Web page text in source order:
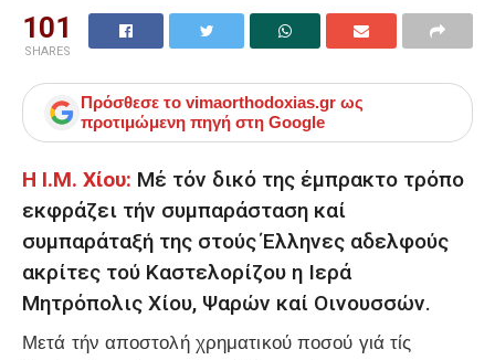
101
SHARES
Πρόσθεσε το vimaorthodoxias.gr ως
προτιμώμενη πηγή στη Google
Η Ι.Μ. Χίου: Μέ τόν δικό της έμπρακτο τρόπο
εκφράζει τήν συμπαράσταση καί
συμπαράταξή της στούς Έλληνες αδελφούς
ακρίτες τού Καστελορίζου η Ιερά
Μητρόπολις Χίου, Ψαρών καί Οινουσσών.
Μετά τήν αποστολή χρηματικού ποσού γιά τίς